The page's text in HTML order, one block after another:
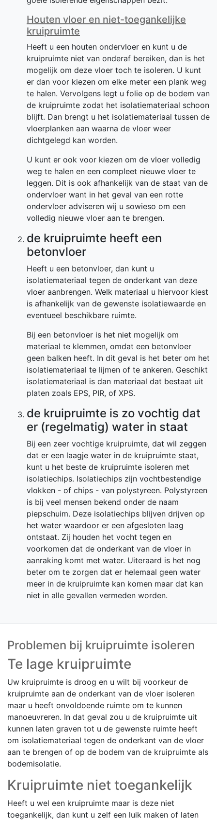
Houten vloer en niet-toegankelijke
kruipruimte
Heeft u een houten ondervloer en kunt u de
kruipruimte niet van onderaf bereiken, dan is het
mogelijk om deze vloer toch te isoleren. U kunt
er dan voor kiezen om elke meter een plank weg
te halen. Vervolgens legt u folie op de bodem van
de kruipruimte zodat het isolatiemateriaal schoon
blijft. Dan brengt u het isolatiemateriaal tussen de
vloerplanken aan waarna de vloer weer
dichtgelegd kan worden.
U kunt er ook voor kiezen om de vloer volledig
weg te halen en een compleet nieuwe vloer te
leggen. Dit is ook afhankelijk van de staat van de
ondervloer want in het geval van een rotte
ondervloer adviseren wij u sowieso om een
volledig nieuwe vloer aan te brengen.
de kruipruimte heeft een
betonvloer
Heeft u een betonvloer, dan kunt u
isolatiemateriaal tegen de onderkant van deze
vloer aanbrengen. Welk materiaal u hiervoor kiest
is afhankelijk van de gewenste isolatiewaarde en
eventueel beschikbare ruimte.
Bij een betonvloer is het niet mogelijk om
materiaal te klemmen, omdat een betonvloer
geen balken heeft. In dit geval is het beter om het
isolatiemateriaal te lijmen of te ankeren. Geschikt
isolatiemateriaal is dan materiaal dat bestaat uit
platen zoals EPS, PIR, of XPS.
de kruipruimte is zo vochtig dat
er (regelmatig) water in staat
Bij een zeer vochtige kruipruimte, dat wil zeggen
dat er een laagje water in de kruipruimte staat,
kunt u het beste de kruipruimte isoleren met
isolatiechips. Isolatiechips zijn vochtbestendige
vlokken - of chips - van polystyreen. Polystyreen
is bij veel mensen bekend onder de naam
piepschuim. Deze isolatiechips blijven drijven op
het water waardoor er een afgesloten laag
ontstaat. Zij houden het vocht tegen en
voorkomen dat de onderkant van de vloer in
aanraking komt met water. Uiteraard is het nog
beter om te zorgen dat er helemaal geen water
meer in de kruipruimte kan komen maar dat kan
niet in alle gevallen vermeden worden.
Problemen bij kruipruimte isoleren
Te lage kruipruimte
Uw kruipruimte is droog en u wilt bij voorkeur de
kruipruimte aan de onderkant van de vloer isoleren
maar u heeft onvoldoende ruimte om te kunnen
manoeuvreren. In dat geval zou u de kruipruimte uit
kunnen laten graven tot u de gewenste ruimte heeft
om isolatiemateriaal tegen de onderkant van de vloer
aan te brengen of op de bodem van de kruipruimte als
bodemisolatie.
Kruipruimte niet toegankelijk
Heeft u wel een kruipruimte maar is deze niet
toegankelijk, dan kunt u zelf een luik maken of laten